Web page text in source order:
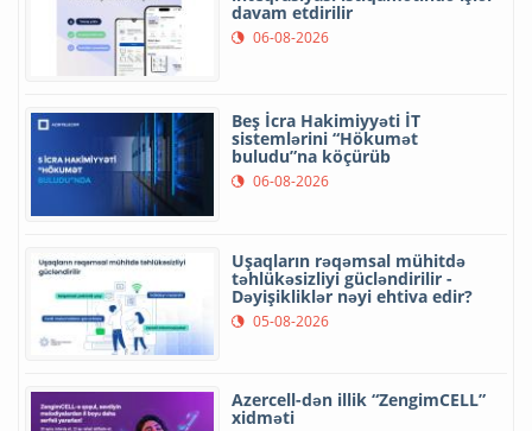
davam etdirilir
06-08-2026
Beş İcra Hakimiyyəti İT
sistemlərini “Hökumət
buludu”na köçürüb
06-08-2026
Uşaqların rəqəmsal mühitdə
təhlükəsizliyi gücləndirilir -
Dəyişikliklər nəyi ehtiva edir?
05-08-2026
Azercell-dən illik “ZengimCELL”
xidməti